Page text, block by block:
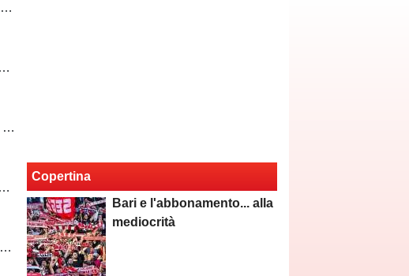
Copertina
Bari e l'abbonamento... alla
mediocrità